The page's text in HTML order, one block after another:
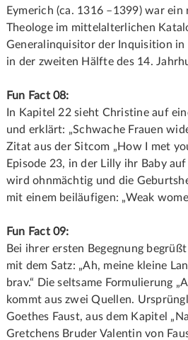
Eymerich (ca. 1316 –1399) war
Theologe im mittelalterlichen
Generalinquisitor der Inquisition in
in der zweiten Hälfte des 14.
Fun Fact 08:
In Kapitel 22 sieht Christine auf
und erklärt: „Schwache Frauen
Zitat aus der Sitcom „How I met
Episode 23, in der Lilly ihr Baby
wird ohnmächtig und die
mit einem beiläufigen: „Weak
Fun Fact 09:
Bei ihrer ersten Begegnung
mit dem Satz: „Ah, meine kleine
brav.“ Die seltsame Formulierung
kommt aus zwei Quellen.
Goethes Faust, aus dem Kapitel
Gretchens Bruder Valentin von